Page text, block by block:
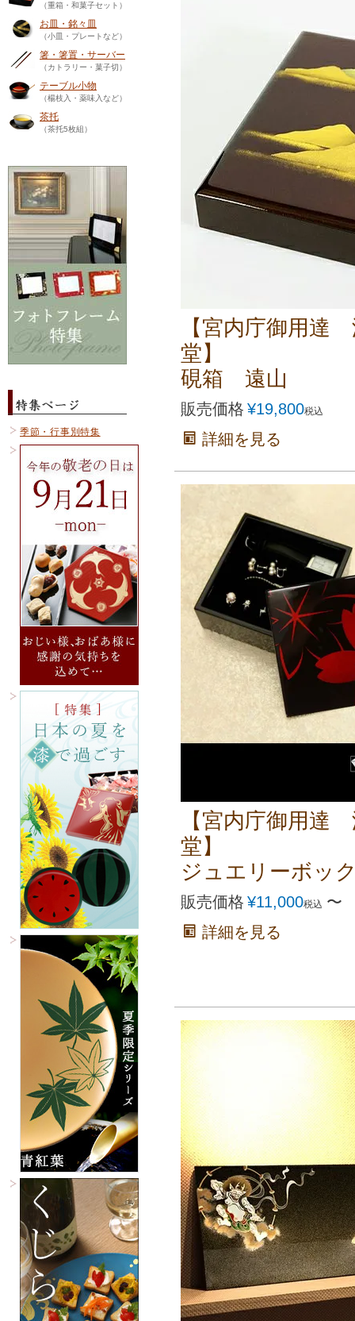
（重箱・和菓子セット）
お皿・銘々皿
（小皿・プレートなど）
箸・箸置・サーバー
（カトラリー・菓子切）
テーブル小物
（楊枝入・薬味入など）
茶托
（茶托5枚組）
季節・行事別特集
【宮内庁御用達
堂】
硯箱 遠山
販売価格 ¥19,800税込
詳細を見る
【宮内庁御用達
堂】
ジュエリーボッ
販売価格 ¥11,000税込 〜
詳細を見る